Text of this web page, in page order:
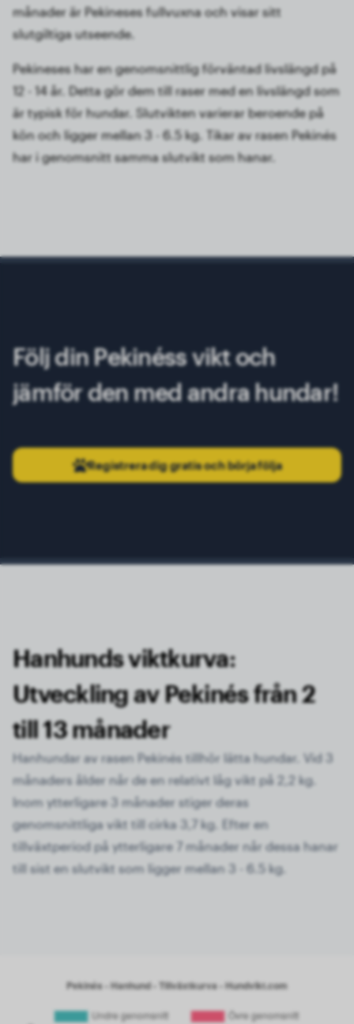
månader är Pekineses fullvuxna och visar sitt
slutgiltiga utseende.
Pekineses har en genomsnittlig förväntad livslängd på
12 - 14 år. Detta gör dem till raser med en livslängd som
är typisk för hundar. Slutvikten varierar beroende på
kön och ligger mellan 3 - 6.5 kg. Tikar av rasen Pekinés
har i genomsnitt samma slutvikt som hanar.
Följ din Pekinéss vikt och
jämför den med andra hundar!
Registrera dig gratis och börja följa
Hanhunds viktkurva:
Utveckling av Pekinés från 2
till 13 månader
Hanhundar av rasen Pekinés tillhör lätta hundar. Vid 3
månaders ålder når de en relativt låg vikt på 2,2 kg.
Inom ytterligare 3 månader stiger deras
genomsnittliga vikt till cirka 3,7 kg. Efter en
tillväxtperiod på ytterligare 7 månader når dessa hanar
till sist en slutvikt som ligger mellan 3 - 6.5 kg.